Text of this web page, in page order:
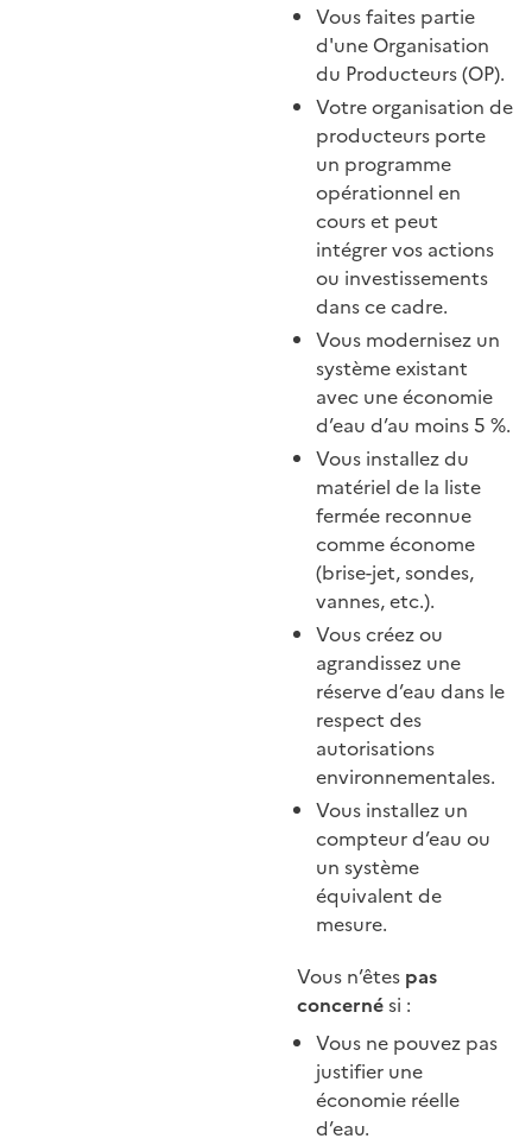
Vous faites partie
d'une Organisation
du Producteurs (OP).
Votre organisation de
producteurs porte
un programme
opérationnel en
cours et peut
intégrer vos actions
ou investissements
dans ce cadre.
Vous modernisez un
système existant
avec une économie
d’eau d’au moins 5 %.
Vous installez du
matériel de la liste
fermée reconnue
comme économe
(brise-jet, sondes,
vannes, etc.).
Vous créez ou
agrandissez une
réserve d’eau dans le
respect des
autorisations
environnementales.
Vous installez un
compteur d’eau ou
un système
équivalent de
mesure.
Vous n’êtes pas
concernési :
Vous ne pouvez pas
justifier une
économie réelle
d’eau.